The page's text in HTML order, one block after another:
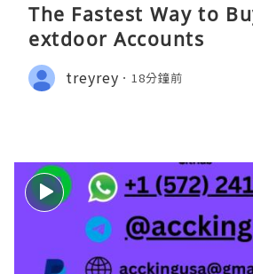
The Fastest Way to
extdoor Accounts
treyrey 18分鐘前